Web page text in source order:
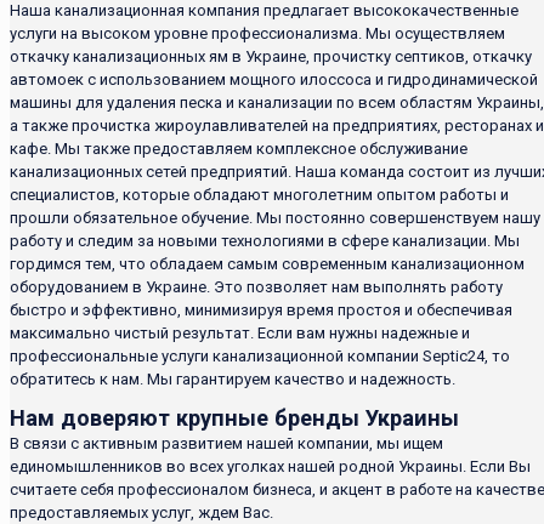
Наша канализационная компания предлагает высококачественные
услуги на высоком уровне профессионализма. Мы осуществляем
откачку канализационных ям в Украине, прочистку септиков, откачку
автомоек с использованием мощного илоссоса и гидродинамической
машины для удаления песка и канализации по всем областям Украины,
а также прочистка жироулавливателей на предприятиях, ресторанах и
кафе. Мы также предоставляем комплексное обслуживание
канализационных сетей предприятий. Наша команда состоит из
специалистов, которые обладают многолетним опытом работы и
прошли обязательное обучение. Мы постоянно совершенствуем нашу
работу и следим за новыми технологиями в сфере канализации. Мы
гордимся тем, что обладаем самым современным канализационном
оборудованием в Украине. Это позволяет нам выполнять работу
быстро и эффективно, минимизируя время простоя и обеспечивая
максимально чистый результат. Если вам нужны надежные и
профессиональные услуги канализационной компании Septic24, то
обратитесь к нам. Мы гарантируем качество и надежность.
Нам доверяют крупные бренды Украины
В связи с активным развитием нашей компании, мы ищем
единомышленников во всех уголках нашей родной Украины. Если Вы
считаете себя профессионалом бизнеса, и акцент в работе на качестве
предоставляемых услуг, ждем Вас.